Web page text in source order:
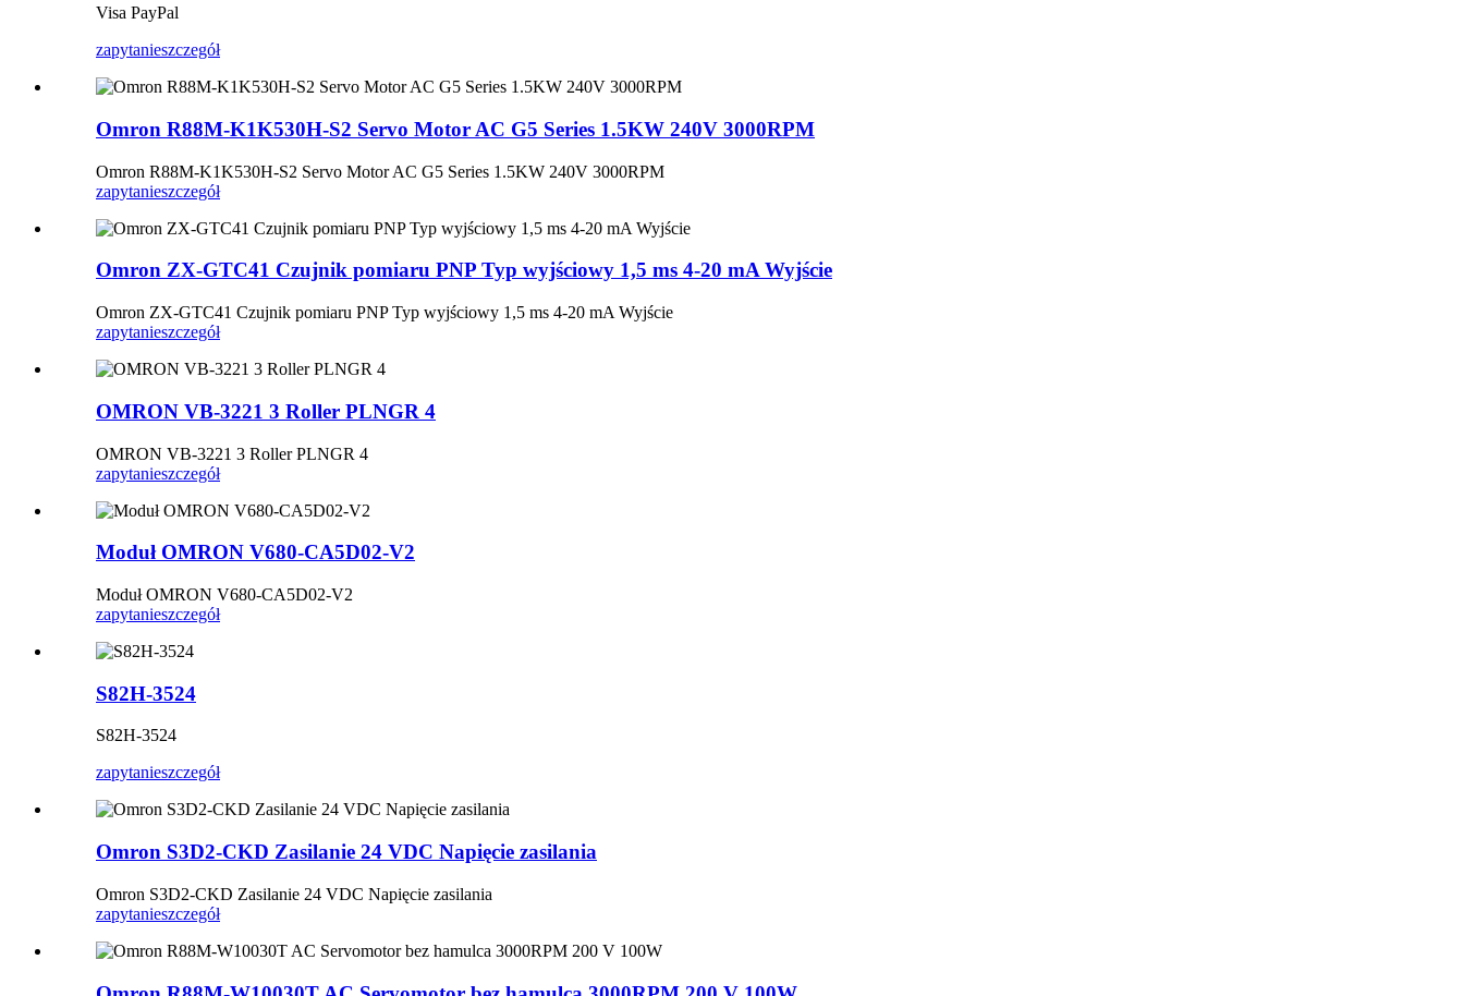
Visa PayPal
zapytanieszczegół
Omron R88M-K1K530H-S2 Servo Motor AC G5 Series 1.5KW 240V 3000RPM
Omron R88M-K1K530H-S2 Servo Motor AC G5 Series 1.5KW 240V 3000RPM
zapytanieszczegół
Omron ZX-GTC41 Czujnik pomiaru PNP Typ wyjściowy 1,5 ms 4-20 mA Wyjście
Omron ZX-GTC41 Czujnik pomiaru PNP Typ wyjściowy 1,5 ms 4-20 mA Wyjście
zapytanieszczegół
OMRON VB-3221 3 Roller PLNGR 4
OMRON VB-3221 3 Roller PLNGR 4
zapytanieszczegół
Moduł OMRON V680-CA5D02-V2
Moduł OMRON V680-CA5D02-V2
zapytanieszczegół
S82H-3524
S82H-3524
zapytanieszczegół
Omron S3D2-CKD Zasilanie 24 VDC Napięcie zasilania
Omron S3D2-CKD Zasilanie 24 VDC Napięcie zasilania
zapytanieszczegół